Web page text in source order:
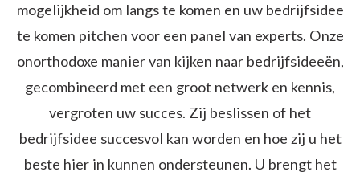
mogelijkheid om langs te komen en uw bedrijfsidee
te komen pitchen voor een panel van experts. Onze
onorthodoxe manier van kijken naar bedrijfsideeën,
gecombineerd met een groot netwerk en kennis,
vergroten uw succes. Zij beslissen of het
bedrijfsidee succesvol kan worden en hoe zij u het
beste hier in kunnen ondersteunen. U brengt het